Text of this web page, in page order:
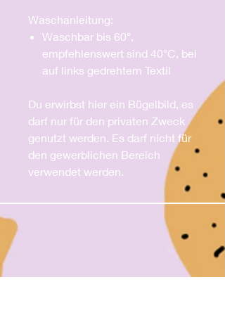
Waschanleitung:
Waschbar bis 60°,
empfehlenswert sind 40°C, bei
auf links gedrehtem Textil
Du erwirbst hier ein Bügelbild, es
darf nur für den privaten Zweck
genutzt werden. Es darf nicht für
den gewerblichen Bereich
verwendet werden.